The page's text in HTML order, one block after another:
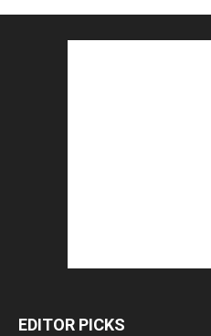
EDITOR PICKS